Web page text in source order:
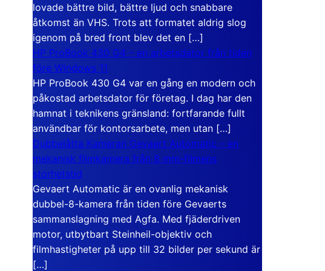
lovade bättre bild, bättre ljud och snabbare
åtkomst än VHS. Trots att formatet aldrig slog
igenom på bred front blev det en […]
HP ProBook 430 G4 – en arbetsdator från tiden
före Windows 11
HP ProBook 430 G4 var en gång en modern och
påkostad arbetsdator för företag. I dag har den
hamnat i teknikens gränsland: fortfarande fullt
användbar för kontorsarbete, men utan […]
Dubbelåtta Kameran Gevaert Automatic – en
mekanisk filmkamera från 8 mm-filmens
storhetstid
Gevaert Automatic är en ovanlig mekanisk
dubbel-8-kamera från tiden före Gevaerts
sammanslagning med Agfa. Med fjäderdriven
motor, utbytbart Steinheil-objektiv och
filmhastigheter på upp till 32 bilder per sekund är
[…]